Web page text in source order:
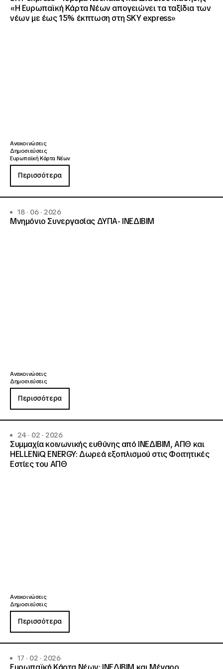
«Η Ευρωπαϊκή Κάρτα Νέων απογειώνει τα ταξίδια των
νέων με έως 15% έκπτωση στη SKY express»
Ανακοινώσεις
Δημοσιεύσεις
Ευρωπαϊκή Κάρτα Νέων
Περισσότερα
18 · 06 · 2026
Μνημόνιο Συνεργασίας ΔΥΠΑ- ΙΝΕΔΙΒΙΜ
Ανακοινώσεις
Δημοσιεύσεις
Περισσότερα
24 · 02 · 2026
Συμμαχία κοινωνικής ευθύνης από ΙΝΕΔΙΒΙΜ, ΑΠΘ και
HELLENiQ ENERGY: Δωρεά εξοπλισμού στις Φοιτητικές
Εστίες του ΑΠΘ
Ανακοινώσεις
Δημοσιεύσεις
Περισσότερα
17 · 02 · 2026